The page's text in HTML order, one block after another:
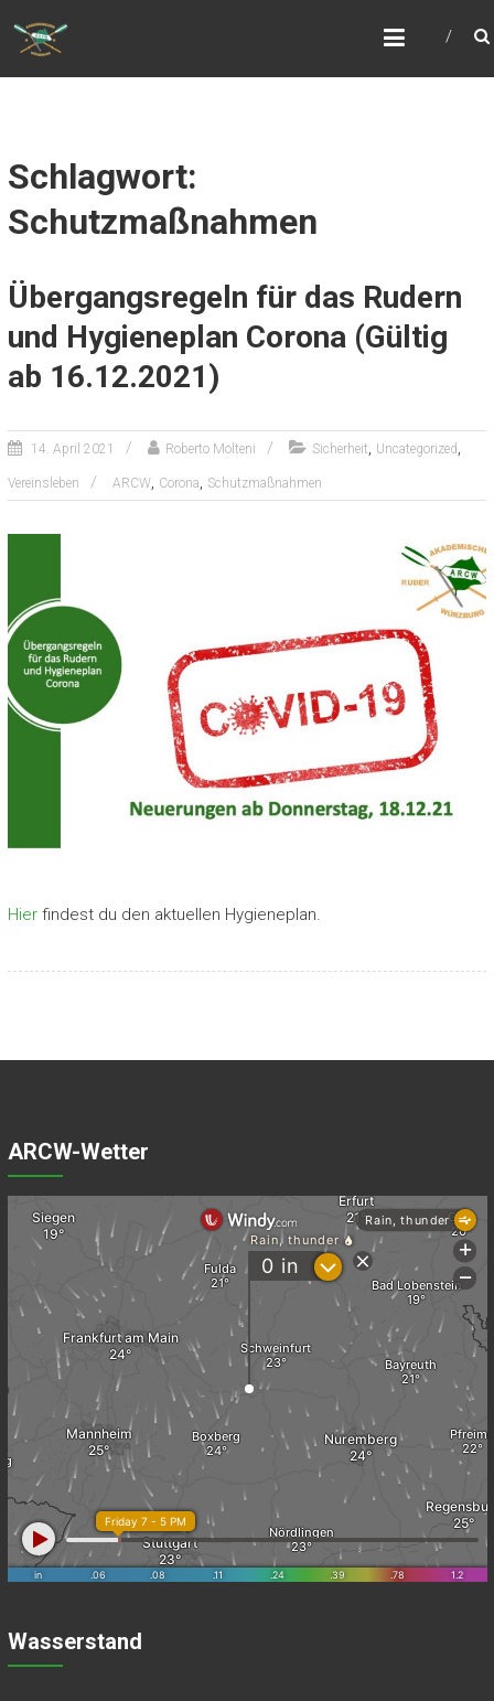
Inhalt
springen
ARCW.DE
Würzburgs freundlicher Ruderclub
Schlagwort:
Schutzmaßnahmen
Übergangsregeln für das Rudern
und Hygieneplan Corona (Gültig
ab 16.12.2021)
14. April 2021 Roberto Molteni Sicherheit, Uncategorized ,
Vereinsleben ARCW, Corona, Schutzmaßnahmen
Hierfindest du den aktuellen Hygieneplan.
ARCW-Wetter
Wasserstand